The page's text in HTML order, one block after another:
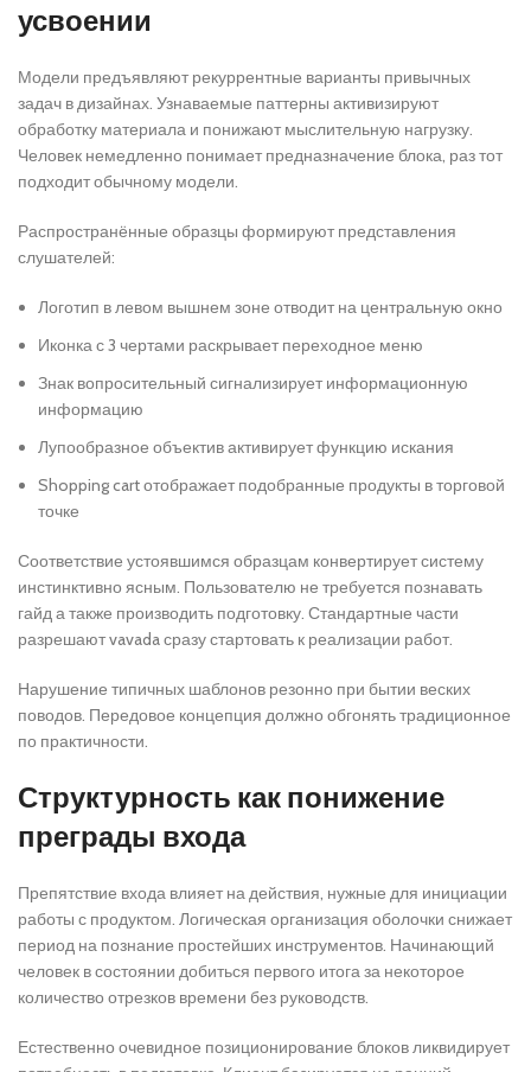
усвоении
Модели предъявляют рекуррентные варианты привычных
задач в дизайнах. Узнаваемые паттерны активизируют
обработку материала и понижают мыслительную нагрузку.
Человек немедленно понимает предназначение блока, раз тот
подходит обычному модели.
Распространённые образцы формируют представления
слушателей:
Логотип в левом вышнем зоне отводит на центральную окно
Иконка с 3 чертами раскрывает переходное меню
Знак вопросительный сигнализирует информационную
информацию
Лупообразное объектив активирует функцию искания
Shopping cart отображает подобранные продукты в торговой
точке
Соответствие устоявшимся образцам конвертирует систему
инстинктивно ясным. Пользователю не требуется познавать
гайд а также производить подготовку. Стандартные части
разрешают vavada сразу стартовать к реализации работ.
Нарушение типичных шаблонов резонно при бытии веских
поводов. Передовое концепция должно обгонять традиционное
по практичности.
Структурность как понижение
преграды входа
Препятствие входа влияет на действия, нужные для инициации
работы с продуктом. Логическая организация оболочки снижает
период на познание простейших инструментов. Начинающий
человек в состоянии добиться первого итога за некоторое
количество отрезков времени без руководств.
Естественно очевидное позиционирование блоков ликвидирует